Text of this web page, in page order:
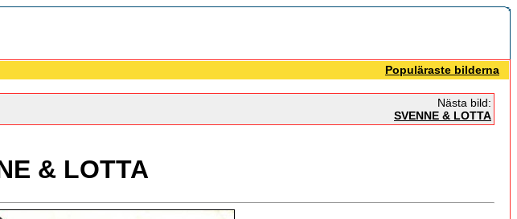
Populäraste bilderna
Nästa bild:
SVENNE & LOTTA
& LOTTA